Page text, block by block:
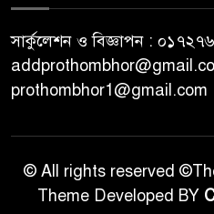
সার্কুলেশন ও বিজ্ঞাপন :
prothombhor1@gmail.com
© All rights reserved
Theme Developed BY